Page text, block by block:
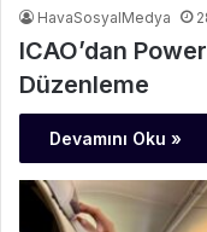
HavaSosyalMedya
ICAO’dan
Düzenleme
Devamını Oku »